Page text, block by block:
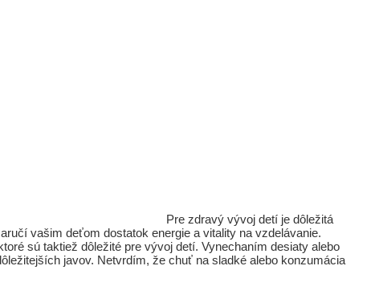
je dôležitá
vašim deťom dostatok energie a vitality na vzdelávanie.
sú taktiež dôležité pre vývoj detí. Vynechaním desiaty alebo
javov. Netvrdím, že chuť na sladké alebo konzumácia